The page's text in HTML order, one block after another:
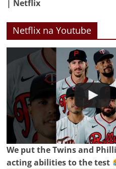
| Netflix
Netflix na Youtube
We put the Twins and
acting abilities to the test